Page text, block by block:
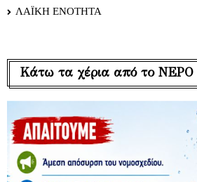
ΛΑΪΚΗ ΕΝΟΤΗΤΑ
Κάτω τα χέρια από το ΝΕΡΟ